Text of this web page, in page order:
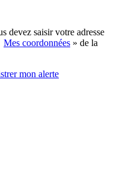
devez saisir votre adresse
Mes coordonnées » de la
mon alerte